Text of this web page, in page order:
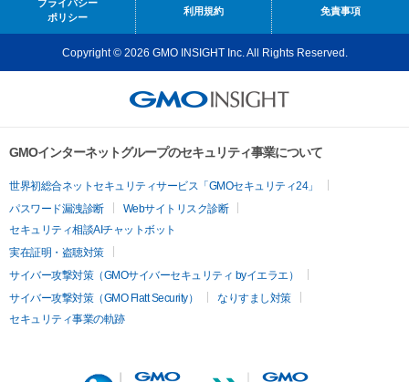
プライバシー
ポリシー
利用規約 免責事項
Copyright © 2026 GMO INSIGHT Inc. All Rights Reserved.
GMOインターネットグループのセキュリティ事業について
世界初総合ネットセキュリティサービス「GMOセキュリティ24」
パスワード漏洩診断
Webサイトリスク診断
セキュリティ相談AIチャットボット
実在証明・盗聴対策
サイバー攻撃対策（GMOサイバーセキュリティ byイエラエ）
サイバー攻撃対策（GMO Flatt Security）
なりすまし対策
セキュリティ事業の軌跡